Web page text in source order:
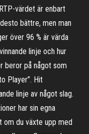
värdet är enbart
bättre, men man
över 96 % är värda
linje och hur
beror på något som
Player”. Hit
linje av något slag.
har sin egna
om du växte upp med